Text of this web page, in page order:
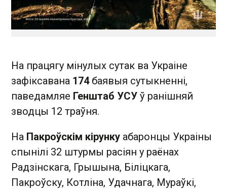
На працягу мінулых сутак ва Украіне
зафіксавана 174баявыя сутыкненні,
паведамляе Генштаб УСУ ў ранішняй
зводцы 12 траўня.
На Пакроўскім кірунку абаронцы Украіны
спынілі 32 штурмы расіян у раёнах
Радзінскага, Грышына, Біліцкага,
Пакроўску, Котліна, Удачнага, Мураўкі,